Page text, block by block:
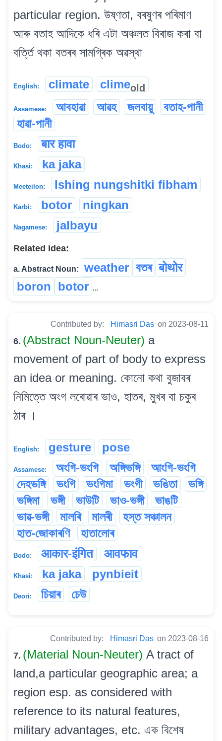
particular region. উষ্ণতা, বৰষুণৰ পৰিমাণ
আৰু বতাহ আদিকে ধৰি এটা অঞ্চলত বিৰাজ কৰা বা
বৰ্ত্তি থকা বতৰৰ সামগ্ৰিক অৱস্থা
English: climate climeold
Assamese: আবহাৱা আৱহ জলবায়ু
বতাহ-পানী
হাৱা-পানী
Bodo: बार हावा
Khasi: ka jaka
Meeteilon: Ishing nungshitki fibham
Karbi: botor ningkan
Nagamese: jalbayu
Related Idea:
a. Abstract Noun: weather বতৰ बोथोर
boron botor ...
Contributed by: Himasri Das on 2023-08-11
6. (Abstract Noun-Neuter) a
movement of part of body to express
an idea or meaning. কোনো কথা বুজাবৰ
নিমিত্তে অংগ লৰোৱাৰ ভাও, হাতৰ, মুখৰ বা চকুৰ
ঠাৰ ।
English: gesture pose
Assamese: অংগি-ভংগি অঙ্গিভঙ্গি
আংগি-ভংগি
দেহভঙ্গি
ভংগি ভংগিমা ভংগী ভঙিতা
ভঙ্গি
ভঙ্গিমা
ভঙ্গী ভাউটি ভাও-ভঙ্গী
ভাঙটি
ভাৱ-ভঙ্গী
মালৰি মালৰী
হস্ত সঞ্চালন
হাত-জোকাৰণি
হাতালোৰ
Bodo: आकार-इंगित आवफाव
Khasi: ka jaka pynbieit
Deori: চিয়াৰ চেউ
Contributed by: Himasri Das on 2023-08-16
7. (Material Noun-Neuter) A tract of
land,a particular geographic area; a
region esp. as considered with
reference to its natural features,
military advantages, etc. এক বিশেষ